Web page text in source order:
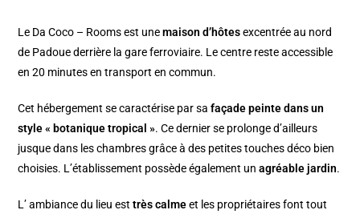
Le Da Coco – Rooms est unemaison d’hôtesexcentrée au nord
de Padoue derrière la gare ferroviaire. Le centre reste accessible
en 20 minutes en transport en commun.
Cet hébergement se caractérise par safaçade peinte dans un
style « botanique tropical ». Ce dernier se prolonge d’ailleurs
jusque dans les chambres grâce à des petites touches déco bien
choisies. L’établissement possède également unagréable jardin.
L’ ambiance du lieu esttrès calmeet les propriétaires font tout